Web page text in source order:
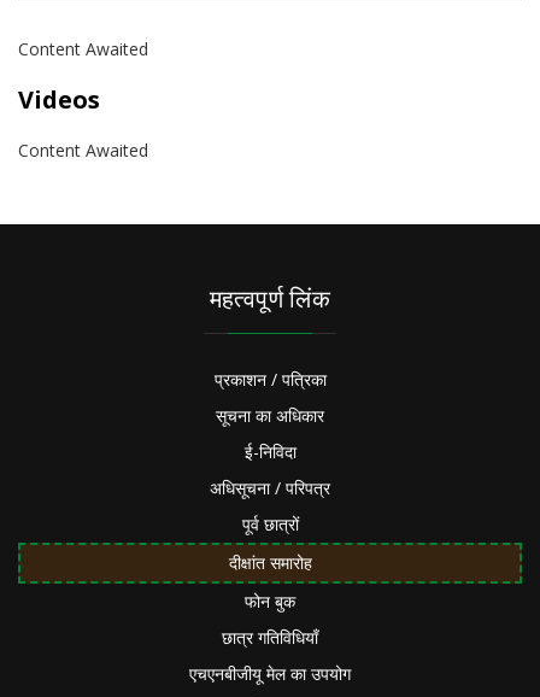
Content Awaited
Videos
Content Awaited
महत्वपूर्ण लिंक
प्रकाशन / पत्रिका
सूचना का अधिकार
ई-निविदा
अधिसूचना / परिपत्र
पूर्व छात्रों
दीक्षांत समारोह
फोन बुक
छात्र गतिविधियाँ
एचएनबीजीयू मेल का उपयोग